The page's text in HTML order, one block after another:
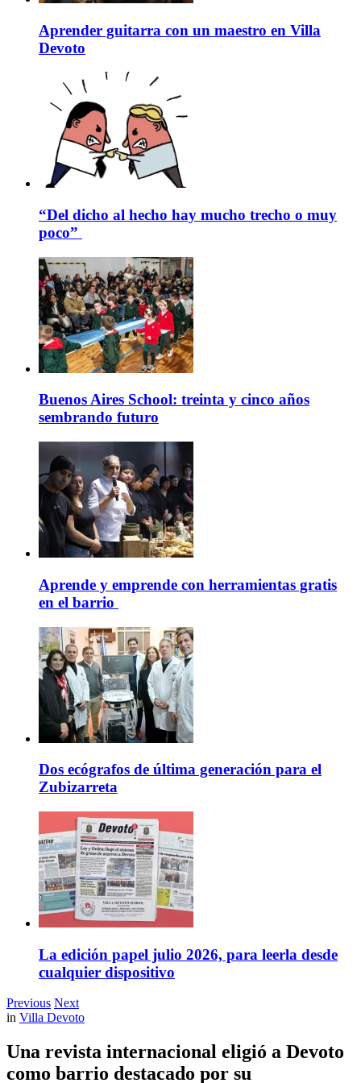
Aprender guitarra con un maestro en Villa
Devoto
“Del dicho al hecho hay mucho trecho o muy
poco”
Buenos Aires School: treinta y cinco años
sembrando futuro
Aprende y emprende con herramientas gratis
en el barrio
Dos ecógrafos de última generación para el
Zubizarreta
La edición papel julio 2026, para leerla desde
cualquier dispositivo
Previous Next
in Villa Devoto
Una revista internacional eligió a Devoto
como barrio destacado por su